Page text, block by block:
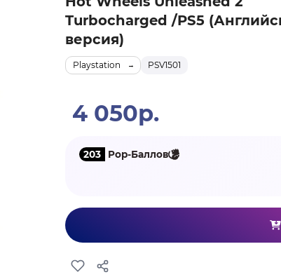
Turbocharged /PS5
версия)
PSV1501
Playstation
4 050р.
203 Pop-Баллов